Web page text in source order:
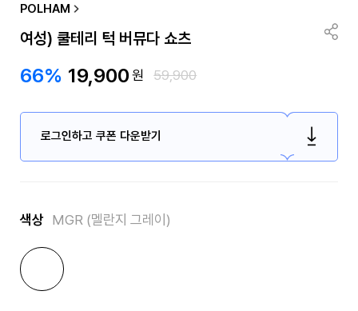
POLHAM
여성) 쿨테리 턱 버뮤다 쇼츠
66% 19,900원 59,900
로그인하고 쿠폰 다운받기
색상 MGR (멜란지 그레이)